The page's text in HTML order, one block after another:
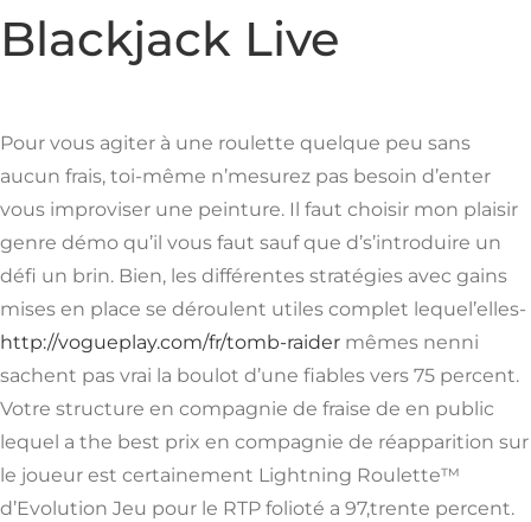
Blackjack Live
Pour vous agiter à une roulette quelque peu sans
aucun frais, toi-même n’mesurez pas besoin d’enter
vous improviser une peinture. Il faut choisir mon plaisir
genre démo qu’il vous faut sauf que d’s’introduire un
défi un brin. Bien, les différentes stratégies avec gains
mises en place se déroulent utiles complet lequel’elles-
http://vogueplay.com/fr/tomb-raider mêmes nenni
sachent pas vrai la boulot d’une fiables vers 75 percent.
Votre structure en compagnie de fraise de en public
lequel a the best prix en compagnie de réapparition sur
le joueur est certainement Lightning Roulette™
d’Evolution Jeu pour le RTP folioté a 97,trente percent.